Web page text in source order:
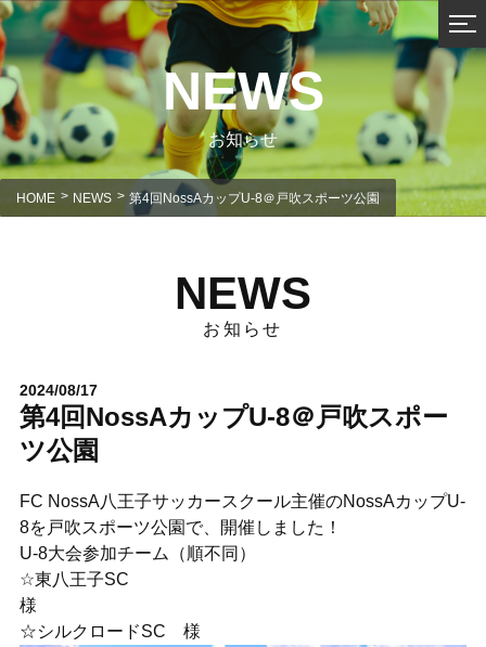
NEWS
お知らせ
HOME NEWS 第4回NossAカップU-8＠戸吹スポーツ公園
NEWS
お知らせ
2024/08/17
第4回NossAカップU-8＠戸吹スポー
ツ公園
FC NossA八王子サッカースクール主催のNossAカップU-
8を戸吹スポーツ公園で、開催しました！
U-8大会参加チーム（順不同）
☆東八王子SC
様
☆シルクロードSC 様